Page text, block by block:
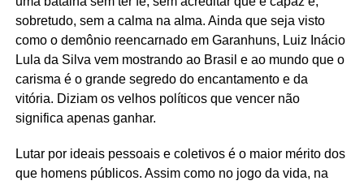
sobretudo, sem a calma na alma. Ainda que seja visto
como o demônio reencarnado em Garanhuns, Luiz Inácio
Lula da Silva vem mostrando ao Brasil e ao mundo que o
carisma é o grande segredo do encantamento e da
vitória. Diziam os velhos políticos que vencer não
significa apenas ganhar.
Lutar por ideais pessoais e coletivos é o maior mérito dos
que homens públicos. Assim como no jogo da vida, na